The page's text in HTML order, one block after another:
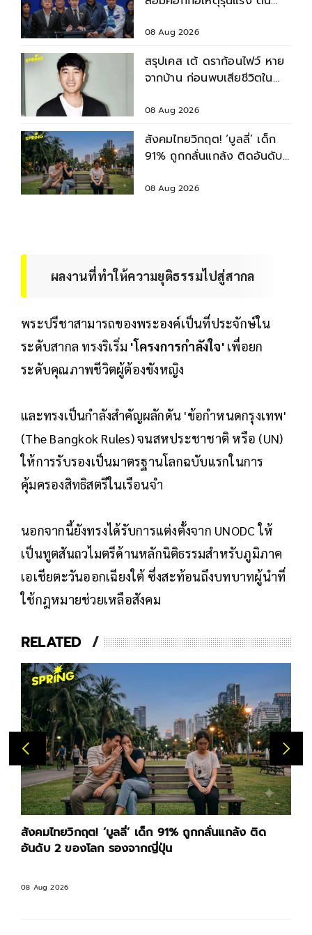
ศึกษา
08 Aug 2026
สรุปเคส เต้ ดราก้อนไฟว์ หาย
จากบ้าน ก่อนพบเสียชีวิตใน
08 Aug 2026
สังคมไทยวิกฤต! ‘บูลลี่’ เด็ก
91% ถูกกลั่นแกล้ง ติดอันดับ
08 Aug 2026
ผลงานที่ทำให้ความยุติธรรมไปสู่สากล
พระปรีชาสามารถของพระองค์เป็นที่ประจักษ์ใน
ระดับสากล ทรงริเริ่ม 'โครงการกำลังใจ'เพื่อยก
ระดับคุณภาพชีวิตผู้ต้องขังหญิง
และทรงเป็นกำลังสำคัญผลักดัน 'ข้อกำหนดกรุงเทพ'
(The Bangkok Rules) จนสหประชาชาติ หรือ (UN)
ให้การรับรองเป็นมาตรฐานโลกฉบับแรกในการ
คุ้มครองสิทธิสตรีในเรือนจำ
นอกจากนี้ยังทรงได้รับการแต่งตั้งจาก UNODC ให้
เป็นทูตสันถวไมตรีด้านหลักนิติธรรมสำหรับภูมิภาค
เอเชียตะวันออกเฉียงใต้ ซึ่งสะท้อนถึงบทบาทผู้นำที่
ใช้กฎหมายช่วยเหลือสังคม
RELATED
สังคมไทยวิกฤต! ‘บูลลี่’ เด็ก 91% ถูกกลั่นแกล้ง ติด
อันดับ 2 ของโลก รองจากญี่ปุ่น
08 Aug 2026